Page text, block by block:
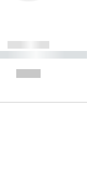
------------
----------- ----------